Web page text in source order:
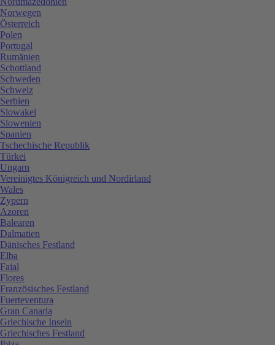
Norwegen
Österreich
Polen
Portugal
Rumänien
Schottland
Schweden
Schweiz
Serbien
Slowakei
Slowenien
Spanien
Tschechische Republik
Türkei
Ungarn
Vereinigtes Königreich und Nordirland
Wales
Zypern
Azoren
Balearen
Dalmatien
Dänisches Festland
Elba
Faial
Flores
Französisches Festland
Fuerteventura
Gran Canaria
Griechische Inseln
Griechisches Festland